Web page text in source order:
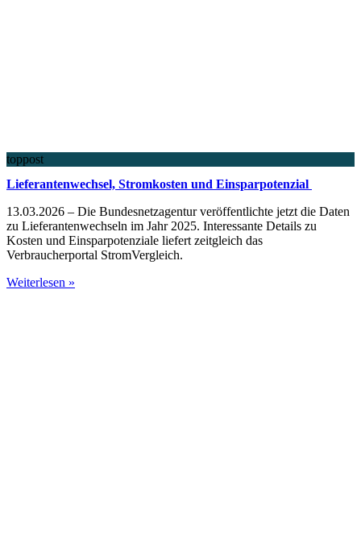
toppost
Lieferantenwechsel, Stromkosten und Einsparpotenzial
13.03.2026 – Die Bundesnetzagentur veröffentlichte jetzt die Daten
zu Lieferantenwechseln im Jahr 2025. Interessante Details zu
Kosten und Einsparpotenziale liefert zeitgleich das
Verbraucherportal StromVergleich.
Weiterlesen »